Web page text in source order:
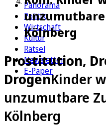
Panorama
Politik
Wirtschaft
Kultur
Rätsel
Newsletter
E-Paper
Kölnberg
Prostitution,
DrogenKinder
unzumutbare
Kölnberg